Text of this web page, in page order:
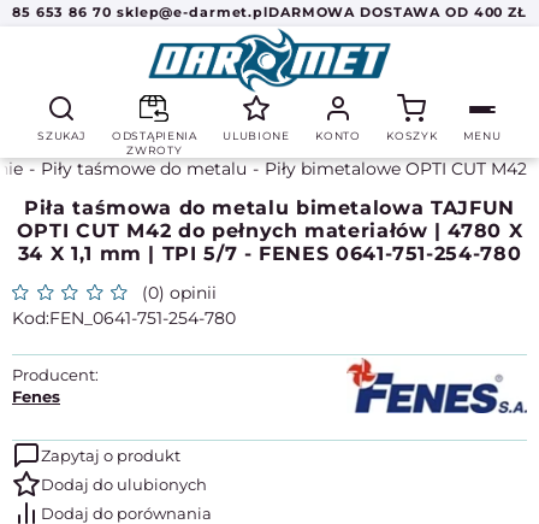
85 653 86 70 sklep@e-darmet.plDARMOWA DOSTAWA OD 400 ZŁ
SZUKAJ
ODSTĄPIENIA
ZWROTY
ULUBIONE KONTO KOSZYK MENU
Piły taśmowe do metalu Piły bimetalowe OPTI CUT M42
Piła taśmowa do metalu bimetalowa TAJFUN
OPTI CUT M42 do pełnych materiałów | 4780 X
34 X 1,1 mm | TPI 5/7 - FENES 0641-751-254-780
(0) opinii
FEN_0641-751-254-780
Producent:
Fenes
Zapytaj o produkt